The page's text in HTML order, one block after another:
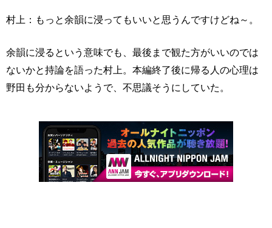
村上：もっと余韻に浸ってもいいと思うんですけどね～。
余韻に浸るという意味でも、最後まで観た方がいいのでは
ないかと持論を語った村上。本編終了後に帰る人の心理は
野田も分からないようで、不思議そうにしていた。